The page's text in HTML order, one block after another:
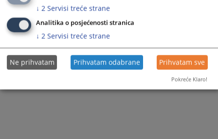
↓ 2 Servisi treće strane
Analitika o posjećenosti stranica
↓ 2 Servisi treće strane
Ne prihvatam Prihvatam odabrane Prihvatam sve
Pokreće Klaro!